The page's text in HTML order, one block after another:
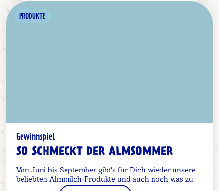
PRODUKTE
Gewinnspiel
SO SCHMECKT DER ALMSOMMER
Von Juni bis September gibt's für Dich wieder unsere
beliebten Almmilch-Produkte und auch noch was zu